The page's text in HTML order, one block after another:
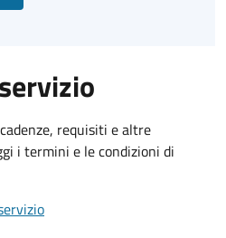
requisiti e altre
i termini e le condizioni di